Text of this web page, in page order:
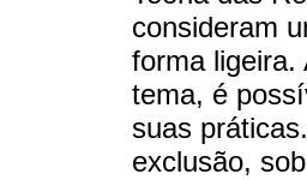
consideram
forma ligeira.
tema, é
suas
exclusão,